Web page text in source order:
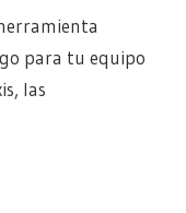
para tu equipo
las